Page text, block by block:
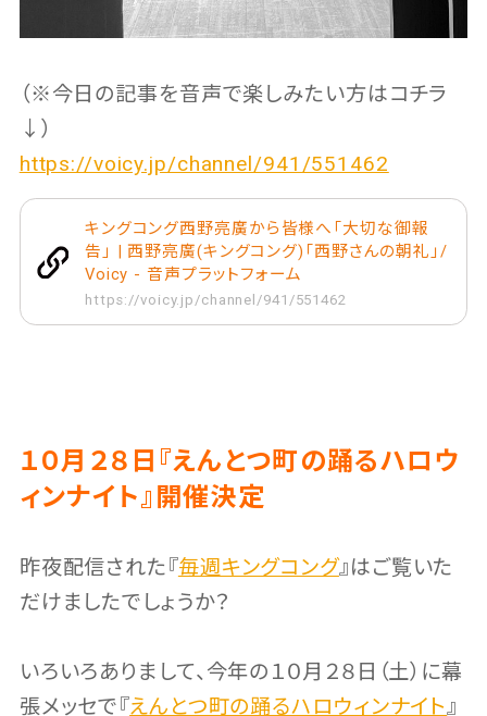
（※今日の記事を音声で楽しみたい方はコチラ
↓）
https://voicy.jp/channel/941/551462
キングコング西野亮廣から皆様へ「大切な御報
告」 | 西野亮廣(キングコング)「西野さんの朝礼」/
Voicy - 音声プラットフォーム
https://voicy.jp/channel/941/551462
１０月２８日『えんとつ町の踊るハロウ
ィンナイト』開催決定
昨夜配信された『毎週キングコング』はご覧いた
だけましたでしょうか？
いろいろありまして、今年の１０月２８日（土）に幕
張メッセで『えんとつ町の踊るハロウィンナイト』